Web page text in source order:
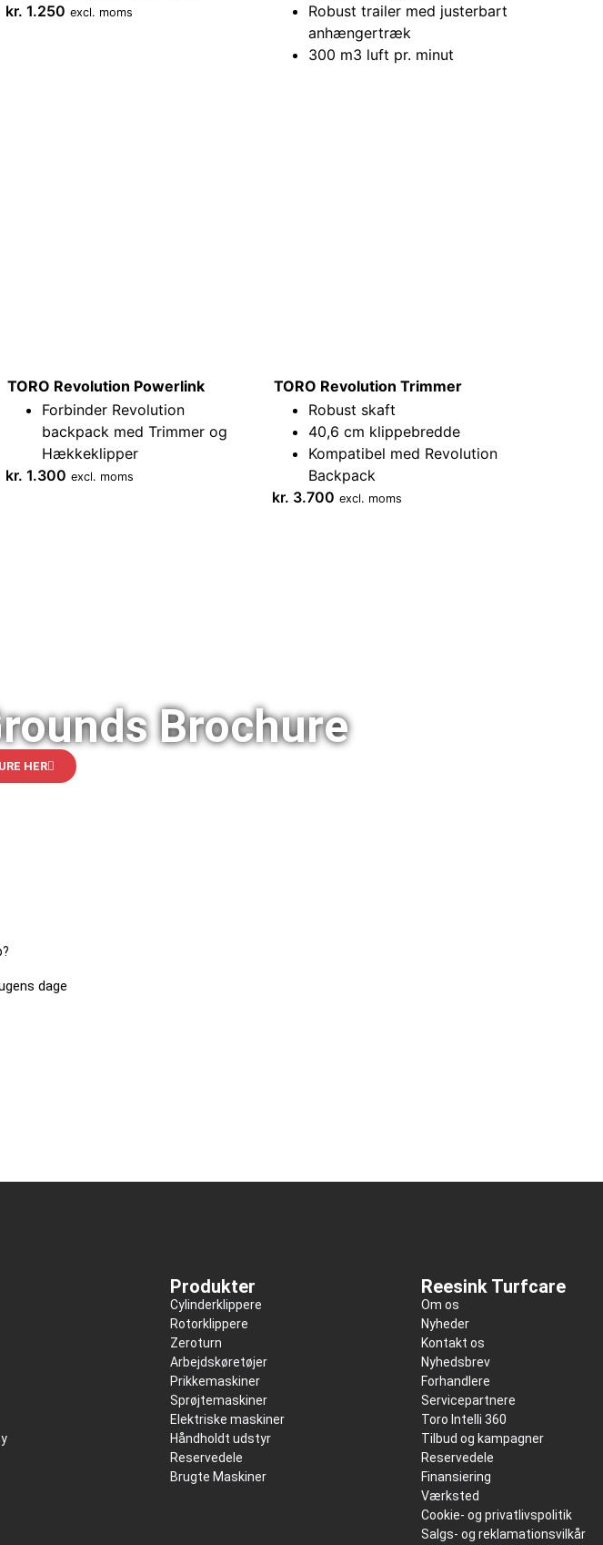
kr. 1.250 excl. moms
Robust trailer med justerbart
anhængertræk
300 m3 luft pr. minut
TORO Revolution Powerlink
Forbinder Revolution
backpack med Trimmer og
Hækkeklipper
kr. 1.300 excl. moms
TORO Revolution Trimmer
Robust skaft
40,6 cm klippebredde
Kompatibel med Revolution
Backpack
kr. 3.700 excl. moms
Brochure
HER
dage
Produkter
Cylinderklippere
Rotorklippere
Zeroturn
Arbejdskøretøjer
Prikkemaskiner
Sprøjtemaskiner
Elektriske maskiner
Håndholdt udstyr
Reservedele
Brugte Maskiner
Reesink Turfcare
Om os
Nyheder
Kontakt os
Nyhedsbrev
Forhandlere
Servicepartnere
Toro Intelli 360
Tilbud og kampagner
Reservedele
Finansiering
Værksted
Cookie- og privatlivspolitik
Salgs- og reklamationsvilkår